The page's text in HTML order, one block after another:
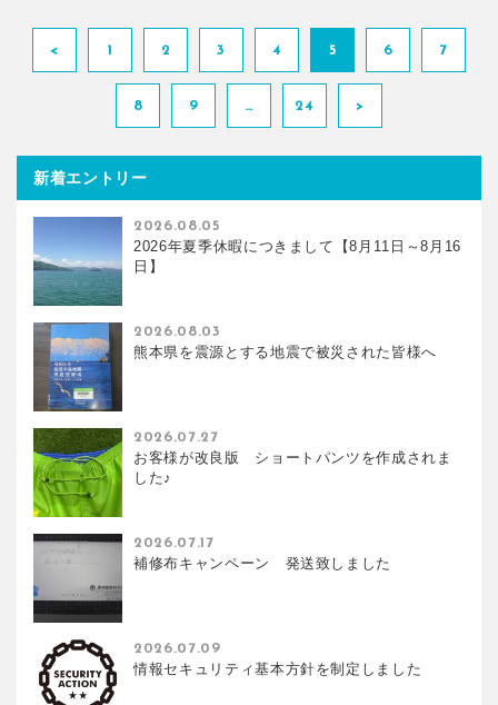
< 1 2 3 4 5 6 7
8 9 … 24 >
新着エントリー
2026年夏季休暇につきまして【8月11日～8月16
日】
2026.08.05
熊本県を震源とする地震で被災された皆様へ
2026.08.03
お客様が改良版 ショートパンツを作成されま
した♪
2026.07.27
補修布キャンペーン 発送致しました
2026.07.17
情報セキュリティ基本方針を制定しました
2026.07.09